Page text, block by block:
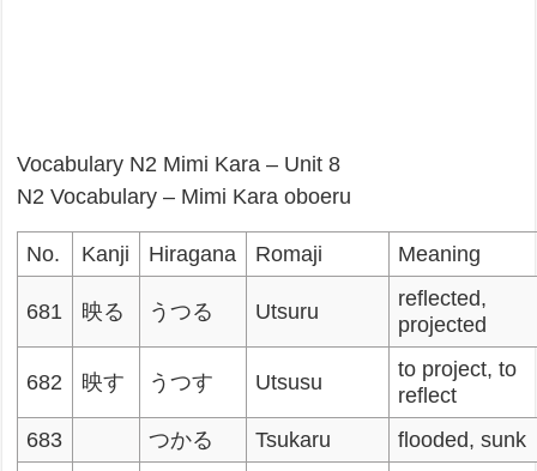
Vocabulary N2 Mimi Kara – Unit 8
N2 Vocabulary – Mimi Kara oboeru
No. Kanji Hiragana Romaji Meaning
681 映る うつる Utsuru
reflected,
projected
682 映す うつす Utsusu
to project, to
reflect
683
つかる Tsukaru
flooded, sunk